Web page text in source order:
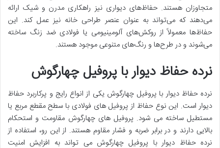
متجاوزان هستند.حفاظهای دیواری نیز راهکاری مدرن و شیک ارائه
میدهند که میتواند به عنوان عنصر طراحی خانه نیز عمل کند. این
حفاظها معمولاً از روکشهای آلومینیومی یا فولادی ضد زنگ ساخته
میشوند و در طرحها و رنگهای متنوعی موجود هستند.
نرده حفاظ دیوار با پروفیل چهارگوش
نرده حفاظ دیوار با پروفیل چهارگوش یکی از انواع رایج و پرکاربرد حفاظ
دیوار است. این نوع حفاظ از پروفیل های فولادی با سطح مقطع مربع یا
مستطیل ساخته می شود. پروفیل های چهارگوش مقاومت و استحکام
بالایی دارند و در برابر ضربه و فشار مقاوم هستند. از این رو، استفاده از
نرده حفاظ دیوار با پروفیل چهارگوش می تواند به افزایش امنیت